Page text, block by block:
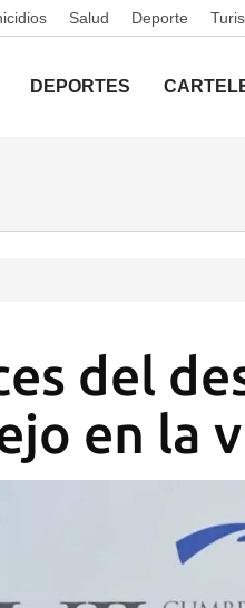
Salud Deporte
DEPORTES
del
en la